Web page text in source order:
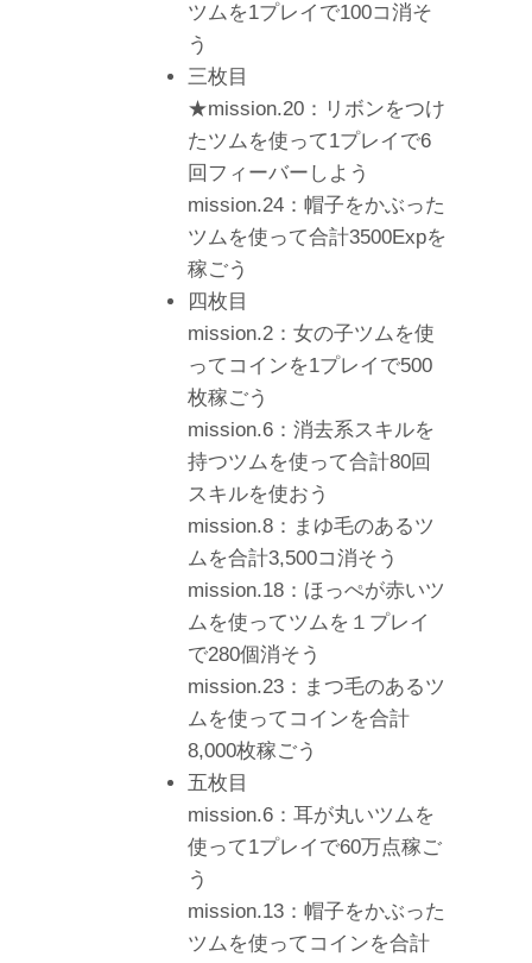
ツムを1プレイで100コ消そ
う
三枚目
★mission.20：リボンをつけ
たツムを使って1プレイで6
回フィーバーしよう
mission.24：帽子をかぶった
ツムを使って合計3500Expを
稼ごう
四枚目
mission.2：女の子ツムを使
ってコインを1プレイで500
枚稼ごう
mission.6：消去系スキルを
持つツムを使って合計80回
スキルを使おう
mission.8：まゆ毛のあるツ
ムを合計3,500コ消そう
mission.18：ほっぺが赤いツ
ムを使ってツムを１プレイ
で280個消そう
mission.23：まつ毛のあるツ
ムを使ってコインを合計
8,000枚稼ごう
五枚目
mission.6：耳が丸いツムを
使って1プレイで60万点稼ご
う
mission.13：帽子をかぶった
ツムを使ってコインを合計